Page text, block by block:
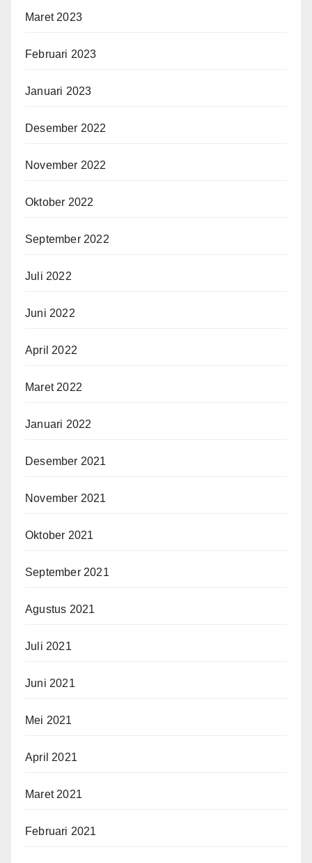
Maret 2023
Februari 2023
Januari 2023
Desember 2022
November 2022
Oktober 2022
September 2022
Juli 2022
Juni 2022
April 2022
Maret 2022
Januari 2022
Desember 2021
November 2021
Oktober 2021
September 2021
Agustus 2021
Juli 2021
Juni 2021
Mei 2021
April 2021
Maret 2021
Februari 2021